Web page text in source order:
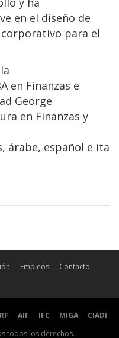
en el diseño de
para el
en Finanzas e
George
en Finanzas y
árabe, español e
Empleos
Contacto
AIF IFC MIGA
CIADI
todos los derechos.